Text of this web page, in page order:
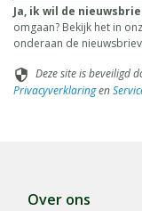
Ja, ik wil de
omgaan? Bekijk het in
onderaan de
security Deze site is beveiligd
Privacyverklaringen
Over ons